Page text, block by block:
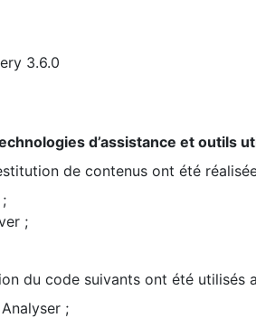
3.6.0
d’assistance et outils
de contenus ont été
;
du code suivants ont été utilisés
;